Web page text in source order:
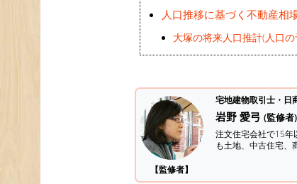
人口推移に基づく不動産相
大塚の将来人口推計(人口
【監修者】
宅地建物取引士・日
岩野 愛弓 (監修者)
注文住宅会社で15年
も土地、中古住宅、